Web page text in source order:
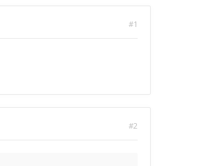
#1
#2